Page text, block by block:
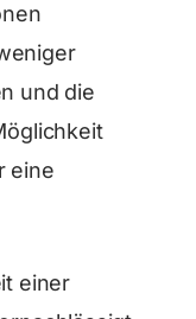
und die
eine
einer